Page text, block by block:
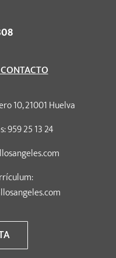
10, 21001 Huelva
959 25 13 24